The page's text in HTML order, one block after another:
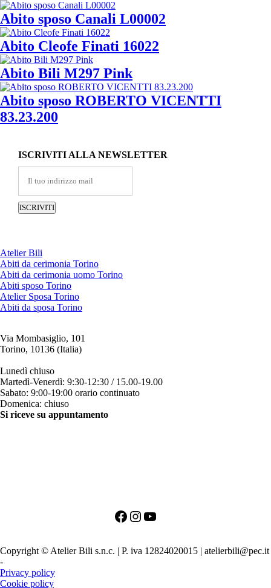
Abito sposo Canali L00002
Abito Cleofe Finati 16022
Abito Bili M297 Pink
Abito sposo ROBERTO VICENTTI
83.23.200
ISCRIVITI ALLA NEWSLETTER
Atelier Bili
Abiti da cerimonia Torino
Abiti da cerimonia uomo Torino
Abiti sposo Torino
Atelier Sposa Torino
Abiti da sposa Torino
Via Mombasiglio, 101
Torino, 10136 (Italia)
Lunedì chiuso
Martedì-Venerdì: 9:30-12:30 / 15.00-19.00
Sabato: 9:00-19:00 orario continuato
Domenica: chiuso
Si riceve su appuntamento
Facebook
Instagram
YouTube
Copyright © Atelier Bili s.n.c. | P. iva 12824020015 | atelierbili@pec.it
-
Privacy policy
Cookie policy